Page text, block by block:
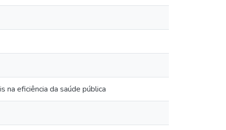
na eficiência da saúde pública